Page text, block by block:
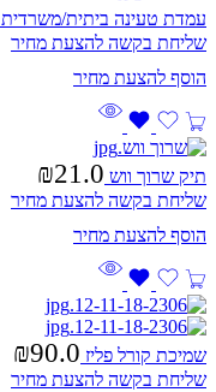
עמדת טעינה ביתית/משרדית
שליחת בקשה להצעת מחיר
תיק שרוך ווש ₪21.0
שליחת בקשה להצעת מחיר
שמיכת קורל פליז ₪90.0
שליחת בקשה להצעת מחיר